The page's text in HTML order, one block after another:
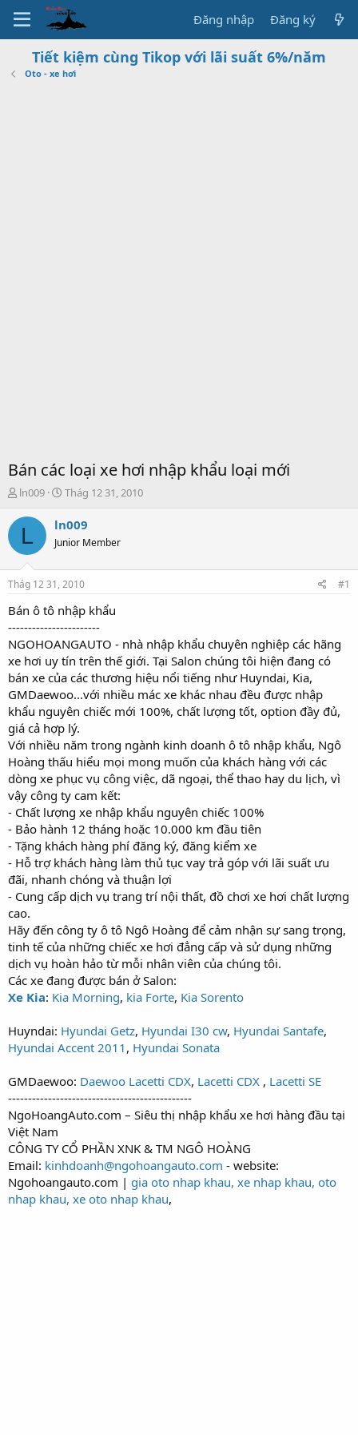
Đăng nhập Đăng ký
Tiết kiệm cùng Tikop với lãi suất 6%/năm
Oto - xe hơi
Bán các loại xe hơi nhập khẩu loại mới
T
r
a
s
t
a
e
r
ln009
S
a
t
a
t
e
Thág 12 31, 2010
L ln009
Junior Member
Thág 12 31, 2010 #1
Bán ô tô nhập khẩu
-----------------------
NGOHOANGAUTO - nhà nhập khẩu chuyên nghiệp các hãng
xe hơi uy tín trên thế giới. Tại Salon chúng tôi hiện đang có
bán xe của các thương hiệu nổi tiếng như Huyndai, Kia,
GMDaewoo...với nhiều mác xe khác nhau đều được nhập
khẩu nguyên chiếc mới 100%, chất lượng tốt, option đầy đủ,
giá cả hợp lý.
Với nhiều năm trong ngành kinh doanh ô tô nhập khẩu, Ngô
Hoàng thấu hiểu mọi mong muốn của khách hàng với các
dòng xe phục vụ công việc, dã ngoại, thể thao hay du lịch, vì
vậy công ty cam kết:
- Chất lượng xe nhập khẩu nguyên chiếc 100%
- Bảo hành 12 tháng hoặc 10.000 km đầu tiên
- Tặng khách hàng phí đăng ký, đăng kiểm xe
- Hỗ trợ khách hàng làm thủ tục vay trả góp với lãi suất ưu
đãi, nhanh chóng và thuận lợi
- Cung cấp dịch vụ trang trí nội thất, đồ chơi xe hơi chất lượng
cao.
Hãy đến công ty ô tô Ngô Hoàng để cảm nhận sự sang trọng,
tinh tế của những chiếc xe hơi đẳng cấp và sử dụng những
dịch vụ hoàn hảo từ mỗi nhân viên của chúng tôi.
Các xe đang được bán ở Salon:
Xe Kia: Kia Morning, kia Forte, Kia Sorento
Huyndai: Hyundai Getz, Hyundai I30 cw, Hyundai Santafe,
Hyundai Accent 2011 , Hyundai Sonata
GMDaewoo: Daewoo Lacetti CDX, Lacetti CDX , Lacetti SE
----------------------------------------------
NgoHoangAuto.com – Siêu thị nhập khẩu xe hơi hàng đầu tại
Việt Nam
CÔNG TY CỔ PHẦN XNK & TM NGÔ HOÀNG
Email: kinhdoanh@ngohoangauto.com - website:
Ngohoangauto.com | gia oto nhap khau, xe nhap khau, oto
nhap khau, xe oto nhap khau,